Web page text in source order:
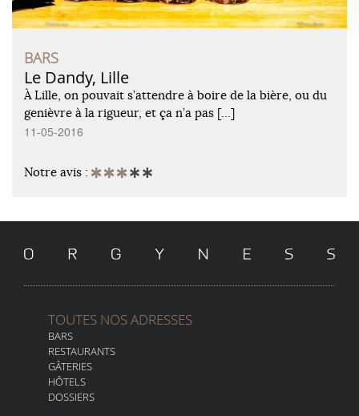
BARS
Le Dandy, Lille
À Lille, on pouvait s’attendre à boire de la bière, ou du
genièvre à la rigueur, et ça n’a pas […]
11-05-2016
Notre avis :
TOUTES NOS ADRESSES
BARS
RESTAURANTS
GÂTERIES
HÔTELS
DOSSIERS